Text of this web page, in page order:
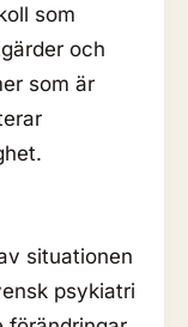
som
och
som är
situationen
psykiatri